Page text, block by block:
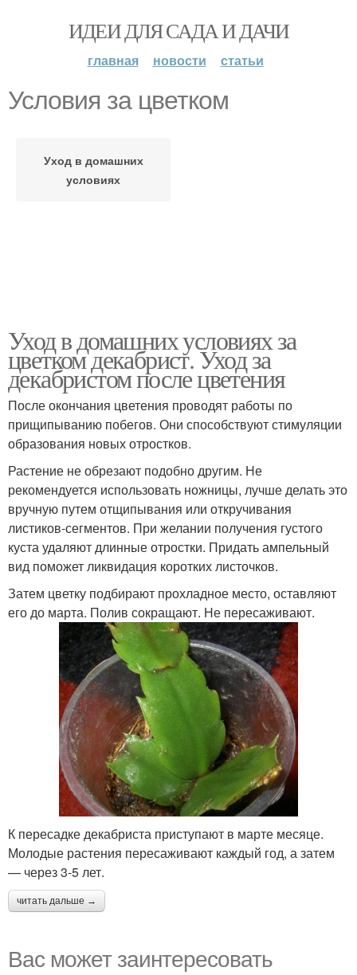
ИДЕИ ДЛЯ САДА И ДАЧИ
главная новости статьи
Условия за цветком
Уход в домашних
условиях
Уход в домашних условиях за
цветком декабрист. Уход за
декабристом после цветения
После окончания цветения проводят работы по
прищипыванию побегов. Они способствуют стимуляции
образования новых отростков.
Растение не обрезают подобно другим. Не
рекомендуется использовать ножницы, лучше делать это
вручную путем отщипывания или откручивания
листиков-сегментов. При желании получения густого
куста удаляют длинные отростки. Придать ампельный
вид поможет ликвидация коротких листочков.
Затем цветку подбирают прохладное место, оставляют
его до марта. Полив сокращают. Не пересаживают.
К пересадке декабриста приступают в марте месяце.
Молодые растения пересаживают каждый год, а затем
— через 3-5 лет.
читать дальше →
Вас может заинтересовать